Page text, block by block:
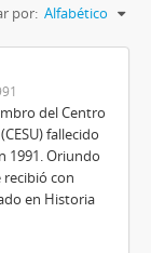
por: Alfabético
del Centro
fallecido
1991. Oriundo
recibió con
en Historia